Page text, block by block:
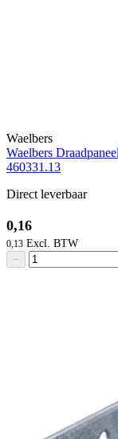
Waelbers
Waelbers
460331.13
Direct leverbaar
0,16
0,13
−